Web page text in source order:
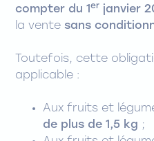
compter du 1er janvier
la ventesans
Toutefois, cette
applicable :
Aux fruits et
de plus de 1,5 kg ;